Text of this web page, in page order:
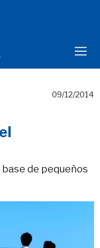
09/12/2014
de pequeños